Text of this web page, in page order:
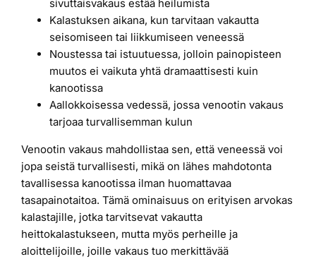
sivuttaisvakaus estää heilumista
Kalastuksen aikana, kun tarvitaan vakautta
seisomiseen tai liikkumiseen veneessä
Noustessa tai istuutuessa, jolloin painopisteen
muutos ei vaikuta yhtä dramaattisesti kuin
kanootissa
Aallokkoisessa vedessä, jossa venootin vakaus
tarjoaa turvallisemman kulun
Venootin vakaus mahdollistaa sen, että veneessä voi
jopa seistä turvallisesti, mikä on lähes mahdotonta
tavallisessa kanootissa ilman huomattavaa
tasapainotaitoa. Tämä ominaisuus on erityisen arvokas
kalastajille, jotka tarvitsevat vakautta
heittokalastukseen, mutta myös perheille ja
aloittelijoille, joille vakaus tuo merkittävää